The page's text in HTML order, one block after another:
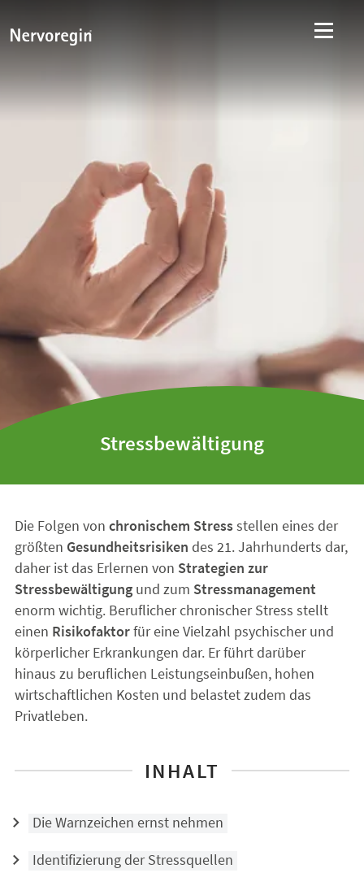
Stressbewältigung
Die Folgen von chronischem Stressstellen eines der
größten Gesundheitsrisiken des 21. Jahrhunderts dar,
daher ist das Erlernen von Strategien zur
Stressbewältigungund zum Stressmanagement
enorm wichtig. Beruflicher chronischer Stress stellt
einen Risikofaktorfür eine Vielzahl psychischer und
körperlicher Erkrankungen dar. Er führt darüber
hinaus zu beruflichen Leistungseinbußen, hohen
wirtschaftlichen Kosten und belastet zudem das
Privatleben.
INHALT
Die Warnzeichen ernst nehmen
Identifizierung der Stressquellen